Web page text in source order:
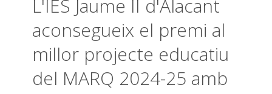
L'IES Jaume II d'Alacant
aconsegueix el premi al
millor projecte educatiu
del MARQ 2024-25 amb